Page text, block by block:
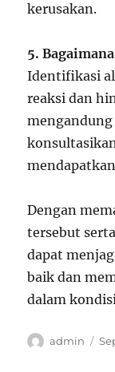
kerusakan.
5.
Identifikasi
reaksi dan
mengandung
Dengan
tersebut
dapat
baik dan
dalam
Author
admin